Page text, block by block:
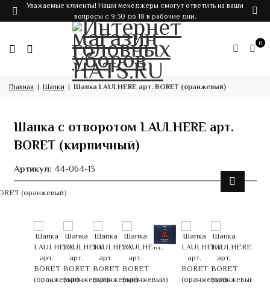
Уважаемые клиенты! Наши менеджеры смогут ответить на ваши
вопросы с 9:30 до 18 в рабочие дни.
0
Главная Шапки Шапка LAULHERE арт. BORET (оранжевый)
Шапка с отворотом LAULHERE арт.
BORET (кирпичный)
Артикул: 44-064-13